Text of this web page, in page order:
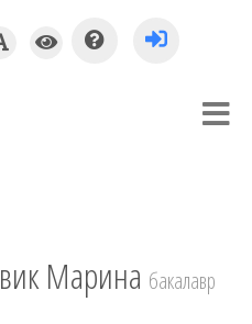
Марина бакалавр